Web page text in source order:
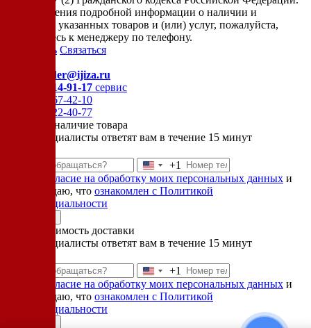
Для получения подробной информации о наличии и
стоимости указанных товаров и (или) услуг, пожалуйста,
обращайтесь к менеджеру по телефону.
Позвонить Связаться
order@ijiza.ru
+7 (969) 714-91-17 cервис
+7 (812) 467-42-10
+7 (905) 222-40-77
Уточнить наличие товара
Наши специалисты ответят вам в течение 15 минут
Соединенные
Штаты
+1
+1
согласие на обработку моих персональных данных и
подтверждаю, что ознакомлен с Политикой
конфиденциальности
Узнать стоимость доставки
Наши специалисты ответят вам в течение 15 минут
Соединенные
Штаты
+1
+1
согласие на обработку моих персональных данных и
подтверждаю, что ознакомлен с Политикой
конфиденциальности